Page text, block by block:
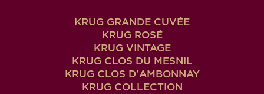
KRUG GRANDE CUVÉE
KRUG ROSÉ
KRUG VINTAGE
KRUG CLOS DU MESNIL
KRUG CLOS D'AMBONNAY
KRUG COLLECTION